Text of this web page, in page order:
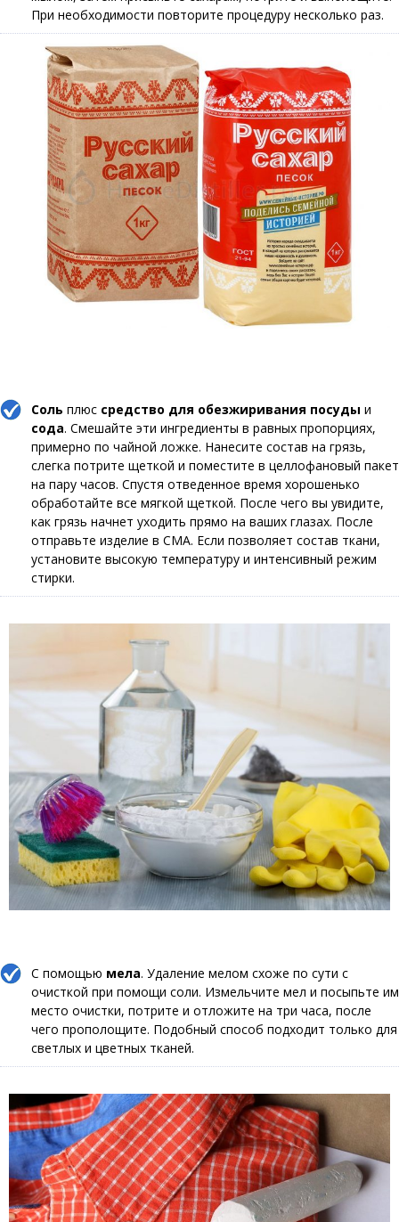
При необходимости повторите процедуру несколько раз.
Соль плюс средство для обезжиривания посуды и
сода. Смешайте эти ингредиенты в равных пропорциях,
примерно по чайной ложке. Нанесите состав на грязь,
слегка потрите щеткой и поместите в целлофановый пакет
на пару часов. Спустя отведенное время хорошенько
обработайте все мягкой щеткой. После чего вы увидите,
как грязь начнет уходить прямо на ваших глазах. После
отправьте изделие в СМА. Если позволяет состав ткани,
установите высокую температуру и интенсивный режим
стирки.
С помощью мела. Удаление мелом схоже по сути с
очисткой при помощи соли. Измельчите мел и посыпьте им
место очистки, потрите и отложите на три часа, после
чего прополощите. Подобный способ подходит только для
светлых и цветных тканей.